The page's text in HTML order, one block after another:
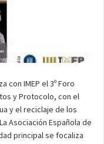
con IMEP el 3º Foro
y Protocolo, con el
y el reciclaje de los
Asociación Española de
principal se focaliza